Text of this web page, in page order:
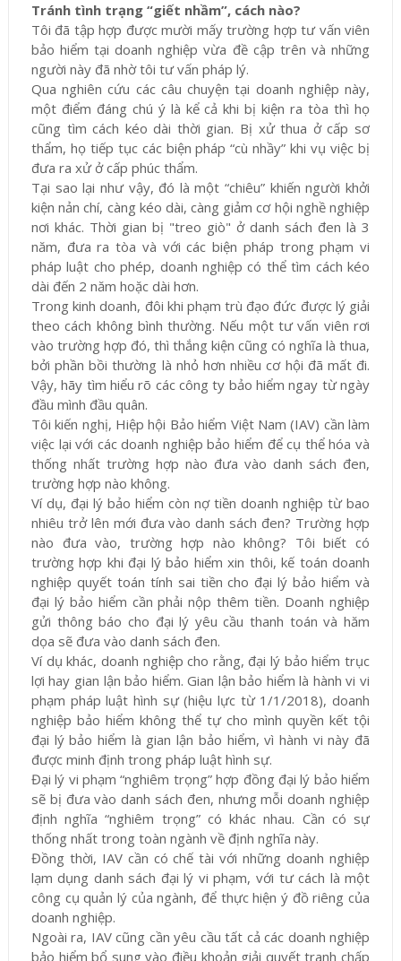
Tránh tình trạng “giết nhầm”, cách nào?
Tôi đã tập hợp được mười mấy trường hợp tư vấn viên
bảo hiểm tại doanh nghiệp vừa đề cập trên và những
người này đã nhờ tôi tư vấn pháp lý.
Qua nghiên cứu các câu chuyện tại doanh nghiệp này,
một điểm đáng chú ý là kể cả khi bị kiện ra tòa thì họ
cũng tìm cách kéo dài thời gian. Bị xử thua ở cấp sơ
thẩm, họ tiếp tục các biện pháp “cù nhầy” khi vụ việc bị
đưa ra xử ở cấp phúc thẩm.
Tại sao lại như vậy, đó là một “chiêu” khiến người khởi
kiện nản chí, càng kéo dài, càng giảm cơ hội nghề nghiệp
nơi khác. Thời gian bị "treo giò" ở danh sách đen là 3
năm, đưa ra tòa và với các biện pháp trong phạm vi
pháp luật cho phép, doanh nghiệp có thể tìm cách kéo
dài đến 2 năm hoặc dài hơn.
Trong kinh doanh, đôi khi phạm trù đạo đức được lý giải
theo cách không bình thường. Nếu một tư vấn viên rơi
vào trường hợp đó, thì thắng kiện cũng có nghĩa là thua,
bởi phần bồi thường là nhỏ hơn nhiều cơ hội đã mất đi.
Vậy, hãy tìm hiểu rõ các công ty bảo hiểm ngay từ ngày
đầu mình đầu quân.
Tôi kiến nghị, Hiệp hội Bảo hiểm Việt Nam (IAV) cần làm
việc lại với các doanh nghiệp bảo hiểm để cụ thể hóa và
thống nhất trường hợp nào đưa vào danh sách đen,
trường hợp nào không.
Ví dụ, đại lý bảo hiểm còn nợ tiền doanh nghiệp từ bao
nhiêu trở lên mới đưa vào danh sách đen? Trường hợp
nào đưa vào, trường hợp nào không? Tôi biết có
trường hợp khi đại lý bảo hiểm xin thôi, kế toán doanh
nghiệp quyết toán tính sai tiền cho đại lý bảo hiểm và
đại lý bảo hiểm cần phải nộp thêm tiền. Doanh nghiệp
gửi thông báo cho đại lý yêu cầu thanh toán và hăm
dọa sẽ đưa vào danh sách đen.
Ví dụ khác, doanh nghiệp cho rằng, đại lý bảo hiểm trục
lợi hay gian lận bảo hiểm. Gian lận bảo hiểm là hành vi vi
phạm pháp luật hình sự (hiệu lực từ 1/1/2018), doanh
nghiệp bảo hiểm không thể tự cho mình quyền kết tội
đại lý bảo hiểm là gian lận bảo hiểm, vì hành vi này đã
được minh định trong pháp luật hình sự.
Đại lý vi phạm “nghiêm trọng” hợp đồng đại lý bảo hiểm
sẽ bị đưa vào danh sách đen, nhưng mỗi doanh nghiệp
định nghĩa “nghiêm trọng” có khác nhau. Cần có sự
thống nhất trong toàn ngành về định nghĩa này.
Đồng thời, IAV cần có chế tài với những doanh nghiệp
lạm dụng danh sách đại lý vi phạm, với tư cách là một
công cụ quản lý của ngành, để thực hiện ý đồ riêng của
doanh nghiệp.
Ngoài ra, IAV cũng cần yêu cầu tất cả các doanh nghiệp
bảo hiểm bổ sung vào điều khoản giải quyết tranh chấp